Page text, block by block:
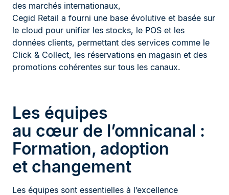
des marchés internationaux,
Cegid Retail a fourni une base évolutive et basée sur
le cloud pour unifier les stocks, le POS et les
données clients, permettant des services comme le
Click & Collect, les réservations en magasin et des
promotions cohérentes sur tous les canaux.
Les équipes
au cœur de l’omnicanal :
Formation, adoption
et changement
Les équipes sont essentielles à l’excellence